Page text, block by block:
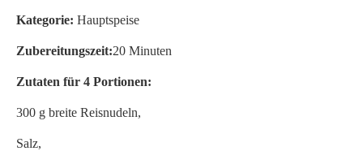
Kategorie: Hauptspeise
Zubereitungszeit:20 Minuten
Zutaten für 4 Portionen:
300 g breite Reisnudeln,
Salz,